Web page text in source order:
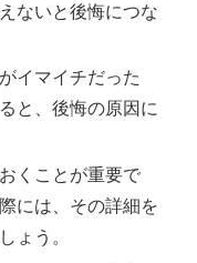
ないと後悔につな
イマイチだった
と、後悔の原因に
くことが重要で
には、その詳細を
ょう 。